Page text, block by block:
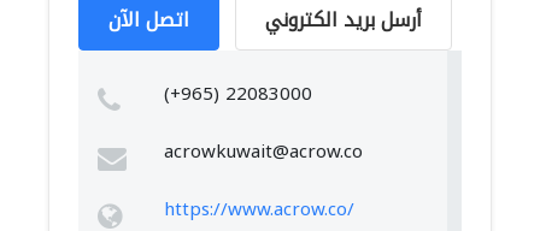
اتصل الآن أرسل بريد الكتروني
(+965) 22083000
acrowkuwait@acrow.co
https://www.acrow.co/